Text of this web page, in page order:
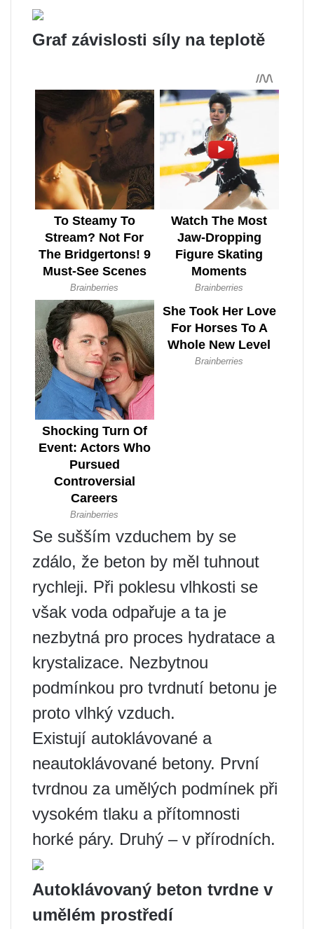
Graf závislosti síly na teplotě
Se sušším vzduchem by se
zdálo, že beton by měl tuhnout
rychleji. Při poklesu vlhkosti se
však voda odpařuje a ta je
nezbytná pro proces hydratace a
krystalizace. Nezbytnou
podmínkou pro tvrdnutí betonu je
proto vlhký vzduch.
Existují autoklávované a
neautoklávované betony. První
tvrdnou za umělých podmínek při
vysokém tlaku a přítomnosti
horké páry. Druhý – v přírodních.
Autoklávovaný beton tvrdne v
umělém prostředí